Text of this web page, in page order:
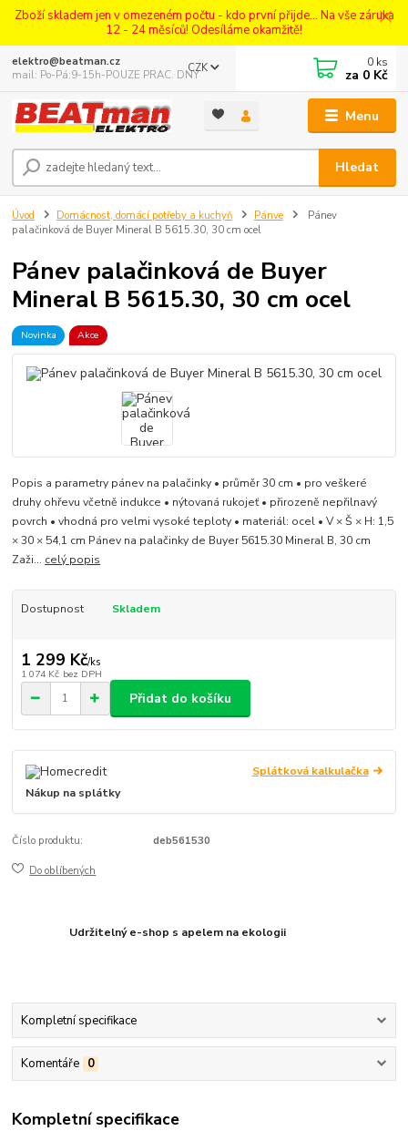
Zboží skladem jen v omezeném počtu - kdo první přijde... Na vše záruka
12 - 24 měsíců! Odesíláme okamžitě!
Menu
CZK
Hledat
elektro@beatman.cz
mail: Po-Pá:9-15h-POUZE PRAC. DNY
0 ks
za 0 Kč
Úvod Domácnost, domácí potřeby a kuchyň Pánve
Pánev
palačinková de Buyer Mineral B 5615.30, 30 cm ocel
Pánev palačinková de Buyer
Mineral B 5615.30, 30 cm ocel
Novinka Akce
Popis a parametry pánev na palačinky • průměr 30 cm • pro veškeré
druhy ohřevu včetně indukce • nýtovaná rukojeť • přirozeně nepřilnavý
povrch • vhodná pro velmi vysoké teploty • materiál: ocel • V × Š × H: 1,5
× 30 × 54,1 cm Pánev na palačinky de Buyer 5615.30 Mineral B, 30 cm
Zaži... celý popis
Dostupnost Skladem
1 299 Kč/ks
1 074 Kč bez DPH
Přidat do košíku
Splátková kalkulačka
Nákup na splátky
Číslo produktu: deb561530
Do oblíbených
Udržitelný e-shop s apelem na ekologii
Kompletní specifikace
Komentáře 0
Kompletní specifikace